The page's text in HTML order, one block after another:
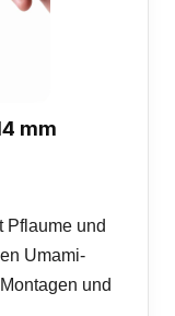
mm
Pflaume und
Umami-
und